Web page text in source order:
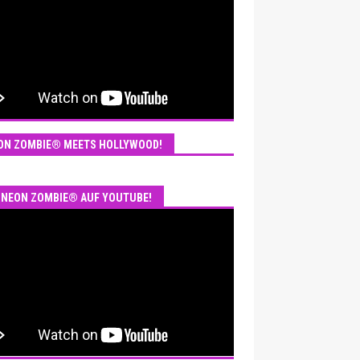
ZOMBIE® MEETS HOLLYWOOD!
NEON ZOMBIE® AUF YOUTUBE!